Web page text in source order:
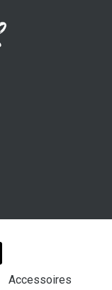
Accessoires